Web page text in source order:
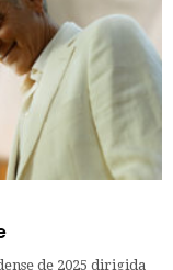
de 2025 dirigida